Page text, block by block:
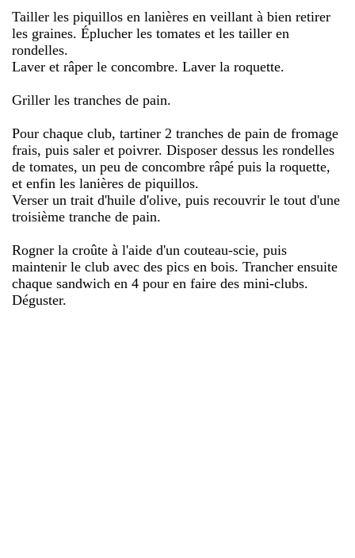
Tailler les piquillos en lanières en veillant à bien retirer
les graines. Éplucher les tomates et les tailler en
rondelles.
Laver et râper le concombre. Laver la roquette.
Griller les tranches de pain.
Pour chaque club, tartiner 2 tranches de pain de fromage
frais, puis saler et poivrer. Disposer dessus les rondelles
de tomates, un peu de concombre râpé puis la roquette,
et enfin les lanières de piquillos.
Verser un trait d'huile d'olive, puis recouvrir le tout d'une
troisième tranche de pain.
Rogner la croûte à l'aide d'un couteau-scie, puis
maintenir le club avec des pics en bois. Trancher ensuite
chaque sandwich en 4 pour en faire des mini-clubs.
Déguster.